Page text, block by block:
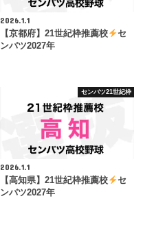
2026.1.1
【京都府】21世紀枠推薦校
セ
ンバツ2027年
センバツ21世紀枠
2026.1.1
【高知県】21世紀枠推薦校
セ
ンバツ2027年